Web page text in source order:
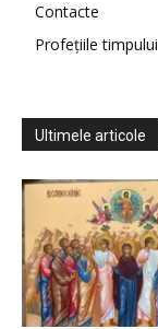
Contacte
Profețiile timpului
Ultimele articole